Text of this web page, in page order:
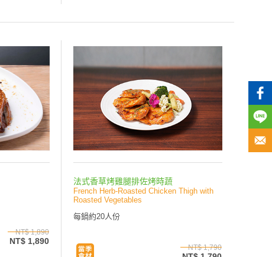
NT$ 1,890
NT$ 1,890
法式香草烤雞腿排佐烤時蔬
French Herb‑Roasted Chicken Thigh with
Roasted Vegetables
每鍋約20人份
NT$ 1,790